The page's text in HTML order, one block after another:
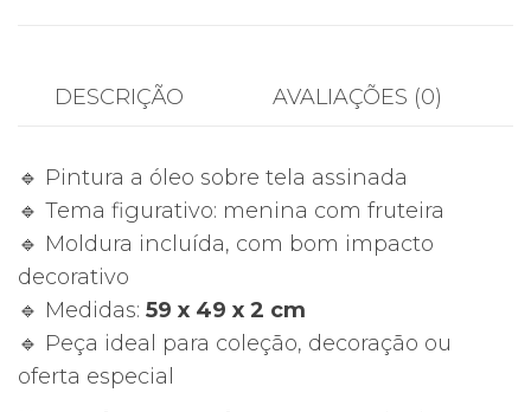
sobre
com
Fruteira”
Assinada
Van
Cleef
DESCRIÇÃO AVALIAÇÕES (0)
🔹 Pintura a óleo sobre tela assinada
🔹 Tema figurativo: menina com fruteira
🔹 Moldura incluída, com bom impacto
decorativo
🔹 Medidas: 59 x 49 x 2 cm
🔹 Peça ideal para coleção, decoração ou
oferta especial